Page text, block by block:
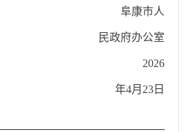
阜康市人
民政府办公室
2026
年4月 23 日